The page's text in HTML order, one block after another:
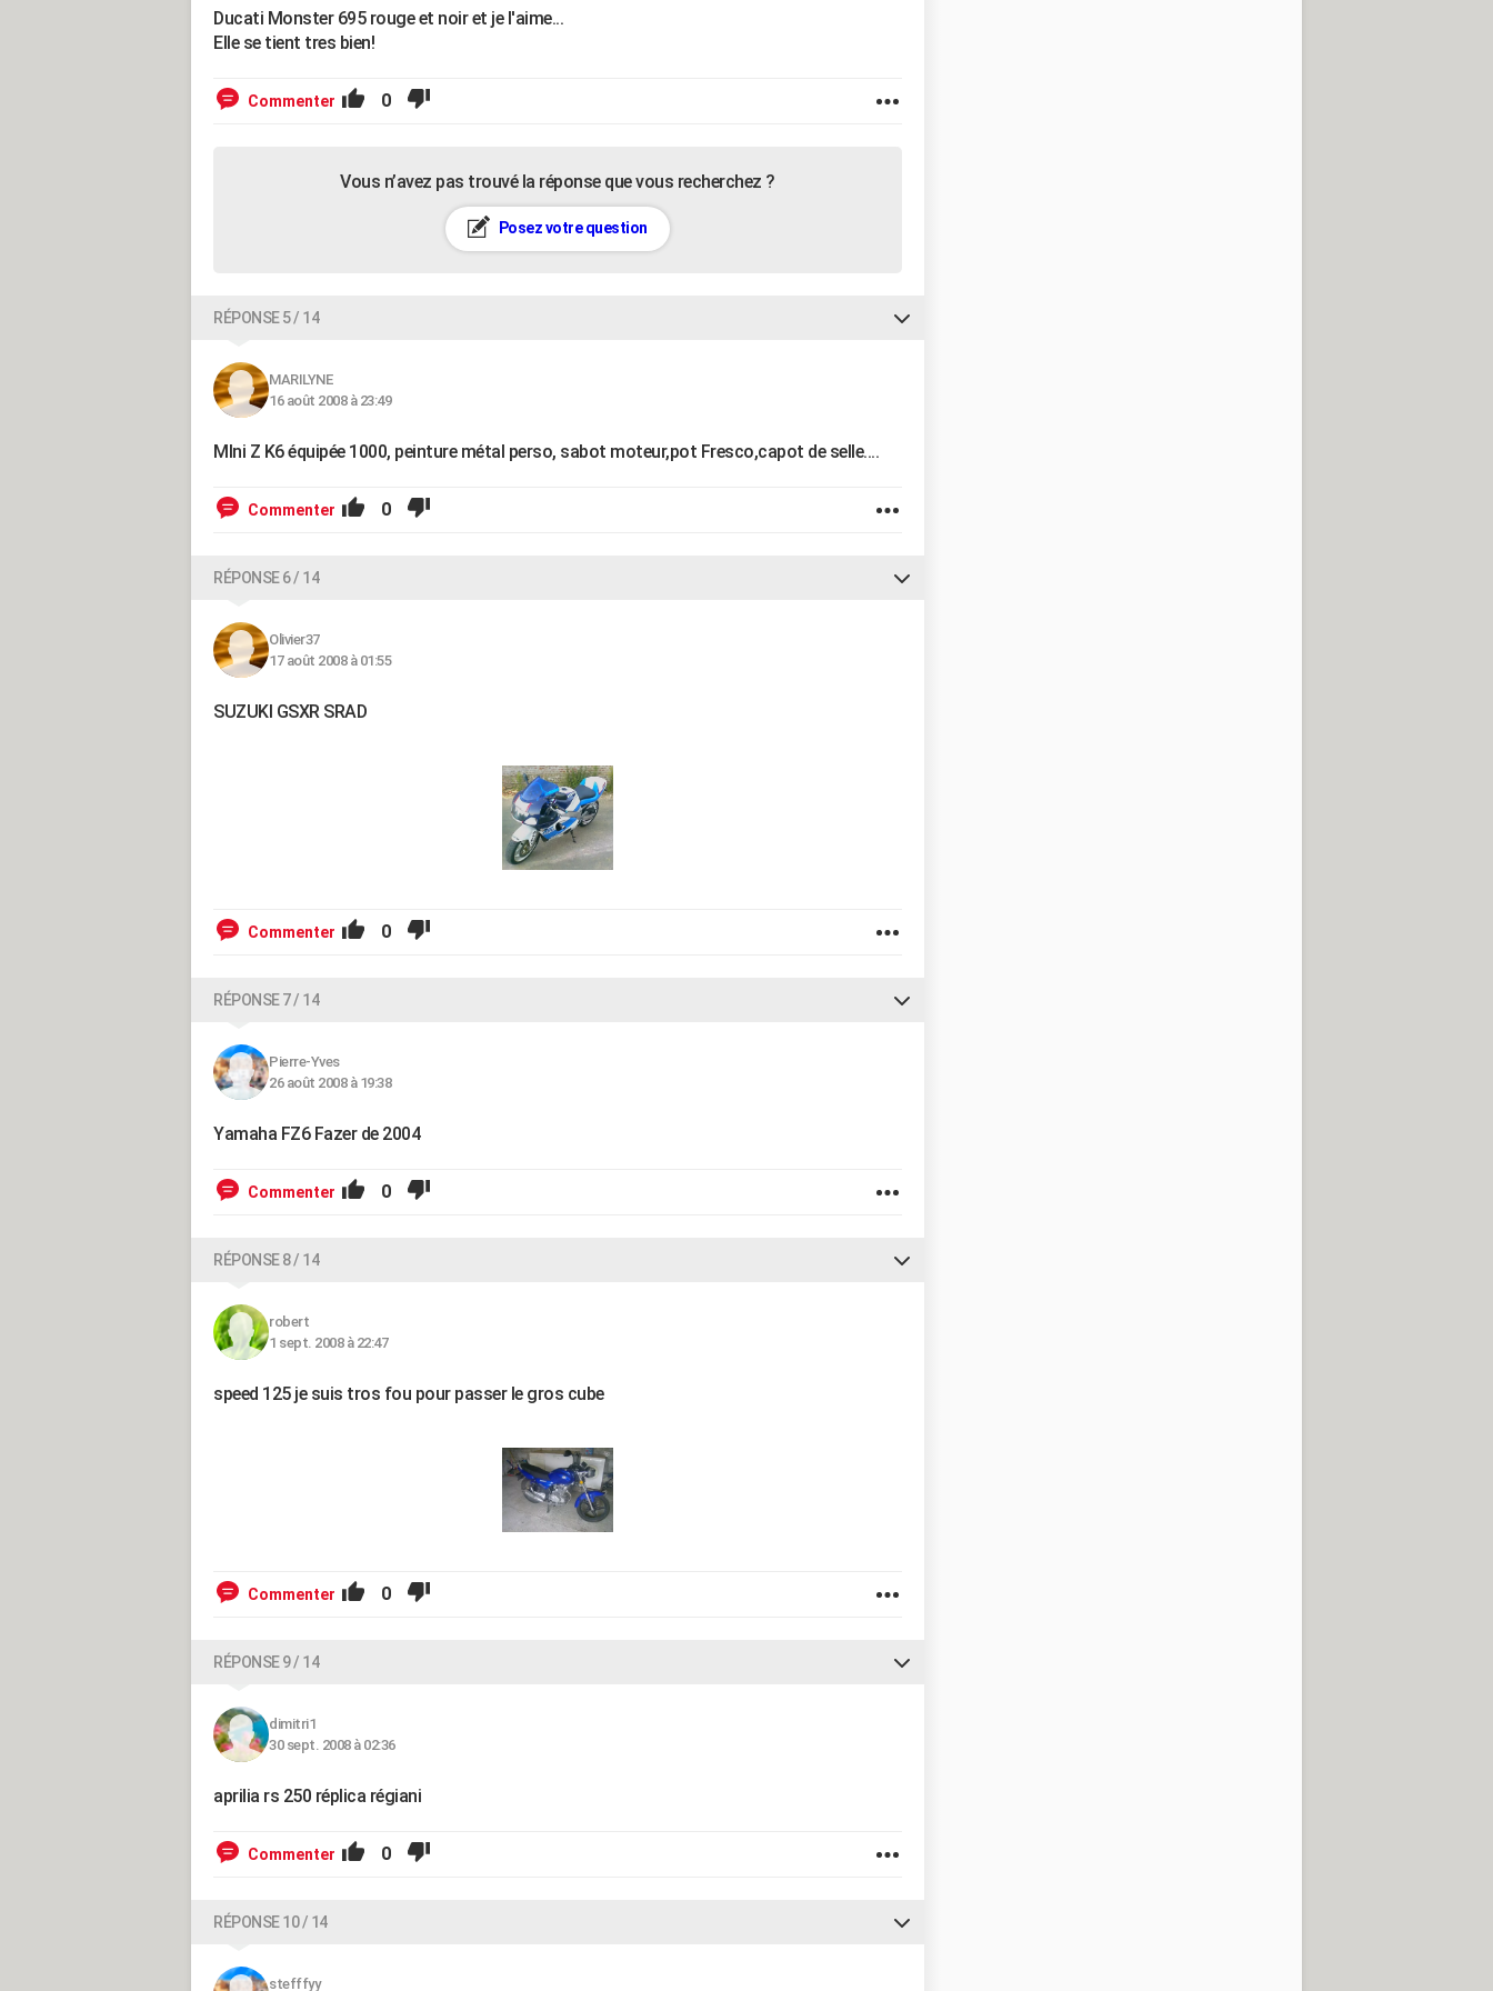
Ducati Monster 695 rouge et noir et je l'aime...
Elle se tient tres bien!
Commenter 0
Vous n’avez pas trouvé la réponse que vous recherchez ?
Posez votre question
RÉPONSE 5 / 14
MARILYNE
16 août 2008 à 23:49
MIni Z K6 équipée 1000, peinture métal perso, sabot moteur,pot Fresco,capot de selle....
Commenter 0
RÉPONSE 6 / 14
Olivier37
17 août 2008 à 01:55
SUZUKI GSXR SRAD
Commenter 0
RÉPONSE 7 / 14
Pierre-Yves
26 août 2008 à 19:38
Yamaha FZ6 Fazer de 2004
Commenter 0
RÉPONSE 8 / 14
robert
1 sept. 2008 à 22:47
speed 125 je suis tros fou pour passer le gros cube
Commenter 0
RÉPONSE 9 / 14
dimitri1
30 sept. 2008 à 02:36
aprilia rs 250 réplica régiani
Commenter 0
RÉPONSE 10 / 14
stefffyy